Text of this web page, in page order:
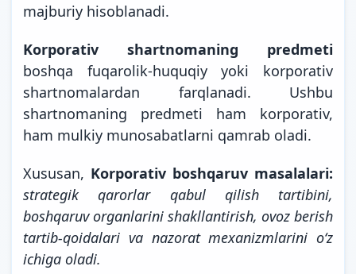
majburiy hisoblanadi.
Korporativ shartnomaning predmeti
boshqa fuqarolik-huquqiy yoki korporativ
shartnomalardan farqlanadi. Ushbu
shartnomaning predmeti ham korporativ,
ham mulkiy munosabatlarni qamrab oladi.
Xususan, Korporativ boshqaruv masalalari:
strategik qarorlar qabul qilish tartibini,
boshqaruv organlarini shakllantirish, ovoz berish
tartib-qoidalari va nazorat mexanizmlarini oʻz
ichiga oladi.